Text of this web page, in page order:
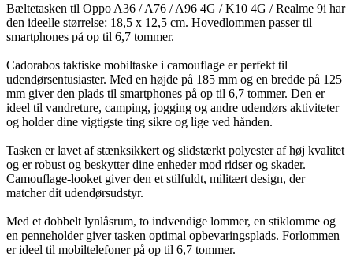
Bæltetasken til Oppo A36 / A76 / A96 4G / K10 4G / Realme 9i har
den ideelle størrelse: 18,5 x 12,5 cm. Hovedlommen passer til
smartphones på op til 6,7 tommer.
Cadorabos taktiske mobiltaske i camouflage er perfekt til
udendørsentusiaster. Med en højde på 185 mm og en bredde på 125
mm giver den plads til smartphones på op til 6,7 tommer. Den er
ideel til vandreture, camping, jogging og andre udendørs aktiviteter
og holder dine vigtigste ting sikre og lige ved hånden.
Tasken er lavet af stænksikkert og slidstærkt polyester af høj kvalitet
og er robust og beskytter dine enheder mod ridser og skader.
Camouflage-looket giver den et stilfuldt, militært design, der
matcher dit udendørsudstyr.
Med et dobbelt lynlåsrum, to indvendige lommer, en stiklomme og
en penneholder giver tasken optimal opbevaringsplads. Forlommen
er ideel til mobiltelefoner på op til 6,7 tommer.